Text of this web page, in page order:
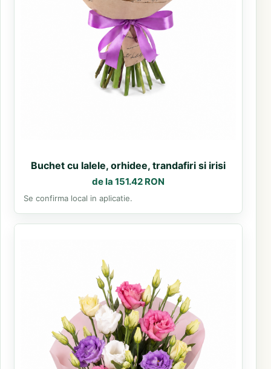
Buchet cu lalele, orhidee, trandafiri si irisi
de la 151.42 RON
Se confirma local in aplicatie.